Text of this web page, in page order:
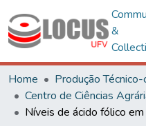
&
Home
Produção
Centro de Ciências